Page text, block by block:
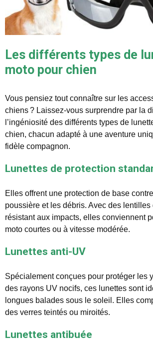
Les différents types de
moto pour chien
Vous pensiez tout connaître sur les
chiens ? Laissez-vous surprendre par la
l’ingéniosité des différents types de
chien, chacun adapté à une aventure
fidèle compagnon.
Lunettes de protection
Elles offrent une protection de base
poussière et les débris. Avec des
résistant aux impacts, elles conviennent
moto courtes ou à vitesse modérée.
Lunettes anti-UV
Spécialement conçues pour protéger les
des rayons UV nocifs, ces lunettes sont
longues balades sous le soleil. Elles
des verres teintés ou miroités.
Lunettes antibuée